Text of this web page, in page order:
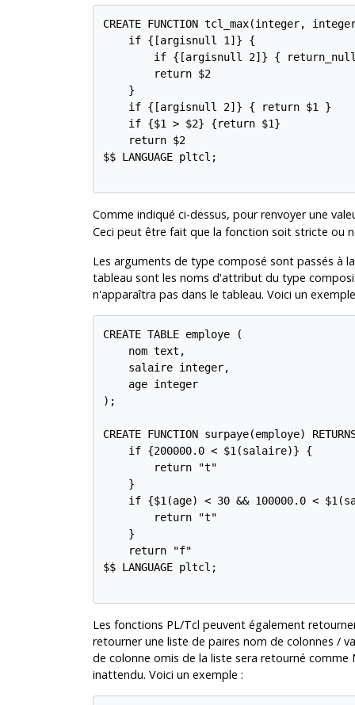
CREATE FUNCTION tcl_max(integer,
    if {[argisnull 1]} {
if {[argisnull 2]} {
        return $2
    }
    if {[argisnull 2]} { return $1 }
    if {$1 > $2} {return $1}
    return $2
$$ LANGUAGE pltcl;
Comme indiqué ci-dessus, pour renvoyer une
Ceci peut être fait que la fonction soit stricte ou
Les arguments de type composé sont passés à
tableau sont les noms d'attribut du type
n'apparaîtra pas dans le tableau. Voici un
CREATE TABLE employe (
    nom text,
    salaire integer,
    age integer
);
CREATE FUNCTION surpaye(employe)
    if {200000.0 < $1(salaire)} {
        return "t"
    }
if {$1(age) < 30 && 100000.0 <
        return "t"
    }
    return "f"
$$ LANGUAGE pltcl;
Les fonctions PL/Tcl peuvent également
retourner une liste de paires nom de colonnes /
de colonne omis de la liste sera retourné comme
inattendu. Voici un exemple :